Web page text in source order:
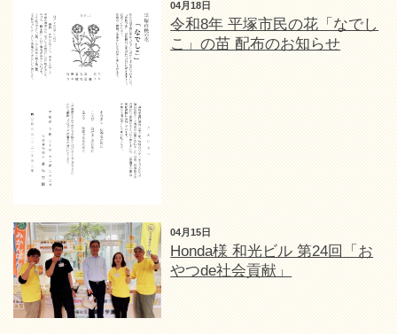
04月18日
令和8年 平塚市民の花「なでし
こ」の苗 配布のお知らせ
04月15日
Honda様 和光ビル 第24回「お
やつde社会貢献」